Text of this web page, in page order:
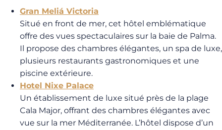
Gran Meliá Victoria
Situé en front de mer, cet hôtel emblématique
offre des vues spectaculaires sur la baie de Palma.
Il propose des chambres élégantes, un spa de luxe,
plusieurs restaurants gastronomiques et une
piscine extérieure.
Hotel Nixe Palace
Un établissement de luxe situé près de la plage
Cala Major, offrant des chambres élégantes avec
vue sur la mer Méditerranée. L’hôtel dispose d’un